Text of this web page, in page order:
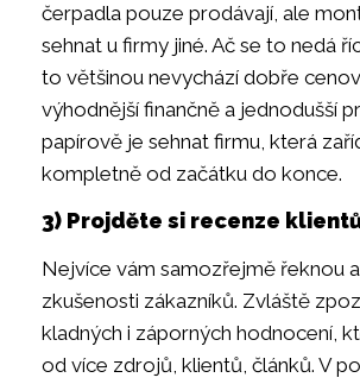
čerpadla pouze prodávají, ale
sehnat u firmy jiné. Ač se to nedá
to většinou nevychází dobře
výhodnější finančně a jednodušší
papírově je sehnat firmu, která
kompletně od začátku do konce.
3) Projděte si recenze
Nejvíce vám samozřejmě řeknou
zkušenosti zákazníků. Zvláště
kladných i záporných hodnocení,
od více zdrojů, klientů, článků. V